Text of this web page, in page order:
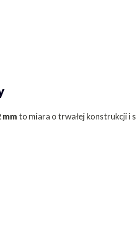
mmto miara o trwałej konstrukcji i